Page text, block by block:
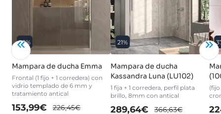
32%
Mampara de ducha Emma
Frontal (1 fijo + 1 corredera) con
vidrio templado de 6 mm y
tratamiento antical
153,99€ 226,45€
21%
Mampara de ducha
Kassandra Luna (LU102)
1 fija + 1 corredera, perfil plata
brillo, 8mm con antical
289,64€ 366,63€